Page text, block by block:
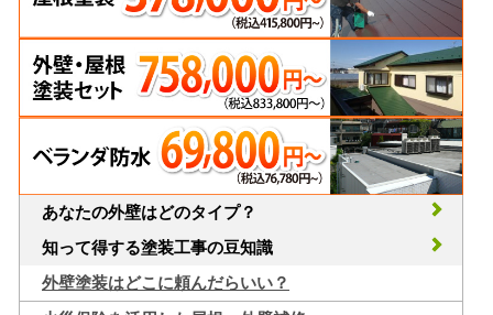
あなたの外壁はどのタイプ？
知って得する塗装工事の豆知識
外壁塗装はどこに頼んだらいい？